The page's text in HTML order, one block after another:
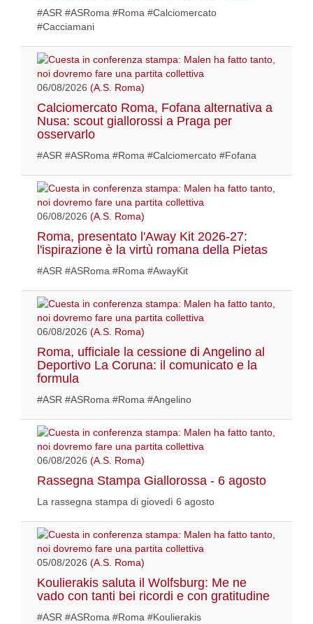
#ASR #ASRoma #Roma #Calciomercato
#Cacciamani
06/08/2026 (A.S. Roma)
Calciomercato Roma, Fofana alternativa a
Nusa: scout giallorossi a Praga per
osservarlo
#ASR #ASRoma #Roma #Calciomercato #Fofana
06/08/2026 (A.S. Roma)
Roma, presentato l'Away Kit 2026-27:
l'ispirazione è la virtù romana della Pietas
#ASR #ASRoma #Roma #AwayKit
06/08/2026 (A.S. Roma)
Roma, ufficiale la cessione di Angelino al
Deportivo La Coruna: il comunicato e la
formula
#ASR #ASRoma #Roma #Angelino
06/08/2026 (A.S. Roma)
Rassegna Stampa Giallorossa - 6 agosto
La rassegna stampa di giovedì 6 agosto
05/08/2026 (A.S. Roma)
Koulierakis saluta il Wolfsburg: Me ne
vado con tanti bei ricordi e con gratitudine
#ASR #ASRoma #Roma #Koulierakis